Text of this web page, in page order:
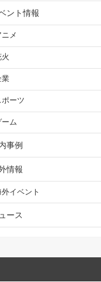
ント情報
ニメ
業
ポーツ
ーム
事例
情報
外イベント
ース